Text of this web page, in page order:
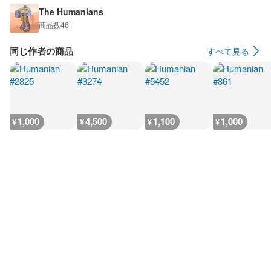
The Humanians
商品数46
同じ作者の商品 すべて見る
¥1,000 ¥4,500 ¥1,100 ¥1,000